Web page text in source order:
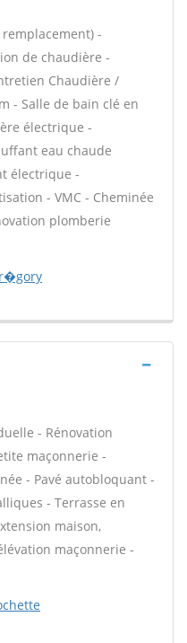
-
de chaudière -
Chaudière /
- Salle de bain clé en
électrique -
eau chaude
électrique -
- VMC - Cheminée
plomberie
- Rénovation
maçonnerie -
- Pavé autobloquant -
- Terrasse en
maison,
maçonnerie -